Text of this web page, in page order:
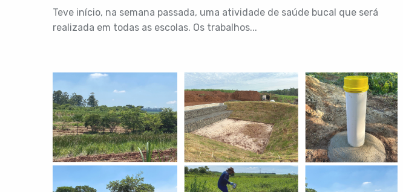
Teve início, na semana passada, uma atividade de saúde bucal que será
realizada em todas as escolas. Os trabalhos...